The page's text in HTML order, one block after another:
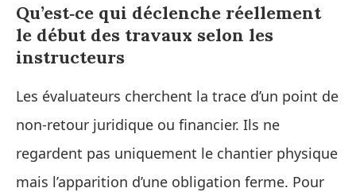
Qu’est‑ce qui déclenche réellement
le début des travaux selon les
instructeurs
Les évaluateurs cherchent la trace d’un point de
non‑retour juridique ou financier. Ils ne
regardent pas uniquement le chantier physique
mais l’apparition d’une obligation ferme. Pour